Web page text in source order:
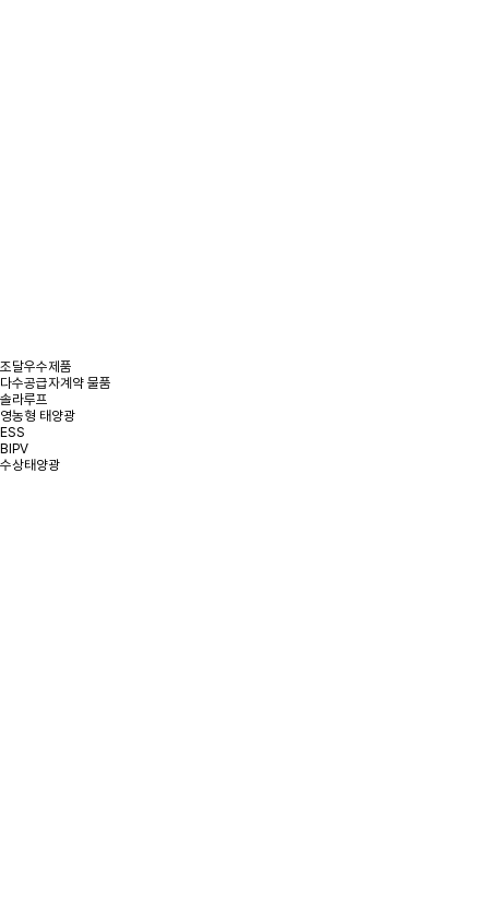
조달우수제품
다수공급자계약 물품
솔라루프
영농형 태양광
ESS
BIPV
수상태양광